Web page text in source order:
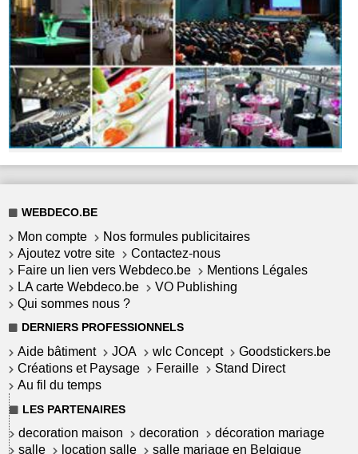
WEBDECO.BE
Mon compte
Nos formules publicitaires
Ajoutez votre site
Contactez-nous
Faire un lien vers Webdeco.be
Mentions Légales
LA carte Webdeco.be
VO Publishing
Qui sommes nous ?
DERNIERS PROFESSIONNELS
Aide bâtiment JOA wlc Concept
Goodstickers.be
Créations et Paysage
Feraille
Stand Direct
Au fil du temps
LES PARTENAIRES
decoration maison decoration
décoration mariage
salle
location salle salle mariage en Belgique